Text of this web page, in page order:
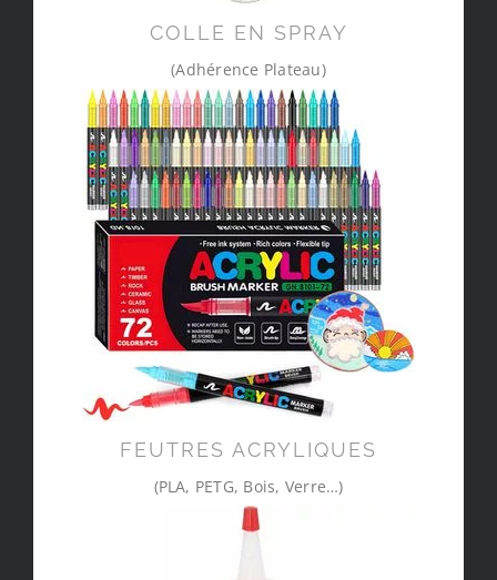
COLLE EN SPRAY
(Adhérence Plateau)
FEUTRES ACRYLIQUES
(PLA, PETG, Bois, Verre…)